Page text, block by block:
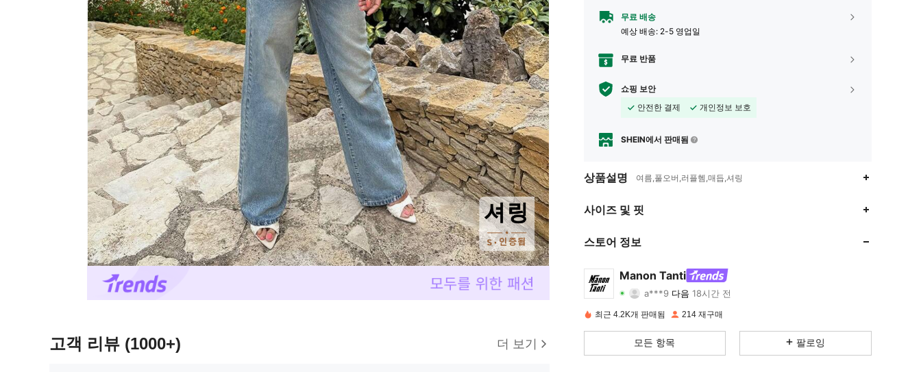
고객 리뷰 (1000+) 더 보기
무료 배송
예상 배송: 2-5 영업일
무료 반품
쇼핑 보안
안전한 결제
개인정보 보호
SHEIN에서 판매됨
상품설명 여름,풀오버,러플헴,매듭,셔링
사이즈 및 핏
스토어 정보
Manon Tanti
4.87 214 4.2K
a***9 다음 18시간 전
4.87 214
4.87 214
최근 4.2K개 판매됨 214 재구매
모든 항목 팔로잉